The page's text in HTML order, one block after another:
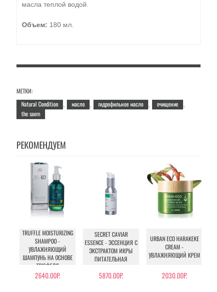
масла теплой водой.
Объем: 180 мл.
МЕТКИ:
Natural Condition
масло гидрофильное масло очищение
the saem
РЕКОМЕНДУЕМ
TRUFFLE MOISTURIZING
SHAMPOO -
УВЛАЖНЯЮЩИЙ
ШАМПУНЬ НА ОСНОВЕ
ТРЮФЕЛЯ
2640.00Р.
SECRET CAVIAR
ESSENCE - ЭССЕНЦИЯ С
ЭКСТРАКТОМ ИКРЫ
ПИТАТЕЛЬНАЯ
5870.00Р.
URBAN ECO HARAKEKE
CREAM -
УВЛАЖНЯЮЩИЙ КРЕМ
2030.00Р.